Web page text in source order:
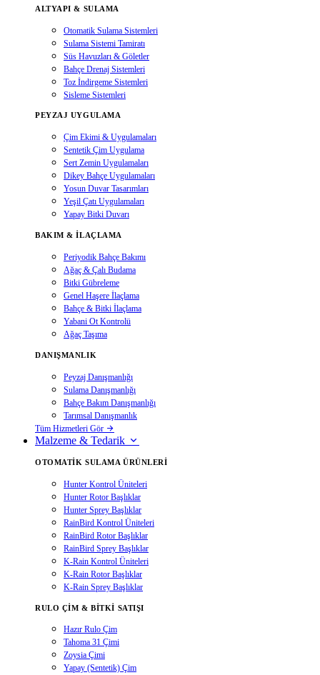
ALTYAPI & SULAMA
Otomatik Sulama Sistemleri
Sulama Sistemi Tamiratı
Süs Havuzları & Göletler
Bahçe Drenaj Sistemleri
Toz İndirgeme Sistemleri
Sisleme Sistemleri
PEYZAJ UYGULAMA
Çim Ekimi & Uygulamaları
Sentetik Çim Uygulama
Sert Zemin Uygulamaları
Dikey Bahçe Uygulamaları
Yosun Duvar Tasarımları
Yeşil Çatı Uygulamaları
Yapay Bitki Duvarı
BAKIM & İLAÇLAMA
Periyodik Bahçe Bakımı
Ağaç & Çalı Budama
Bitki Gübreleme
Genel Haşere İlaçlama
Bahçe & Bitki İlaçlama
Yabani Ot Kontrolü
Ağaç Taşıma
DANIŞMANLIK
Peyzaj Danışmanlığı
Sulama Danışmanlığı
Bahçe Bakım Danışmanlığı
Tarımsal Danışmanlık
Tüm Hizmetleri Gör
Malzeme & Tedarik
OTOMATIK SULAMA ÜRÜNLERI
Hunter Kontrol Üniteleri
Hunter Rotor Başlıklar
Hunter Sprey Başlıklar
RainBird Kontrol Üniteleri
RainBird Rotor Başlıklar
RainBird Sprey Başlıklar
K-Rain Kontrol Üniteleri
K-Rain Rotor Başlıklar
K-Rain Sprey Başlıklar
RULO ÇIM & BITKI SATIŞI
Hazır Rulo Çim
Tahoma 31 Çimi
Zoysia Çimi
Yapay (Sentetik) Çim